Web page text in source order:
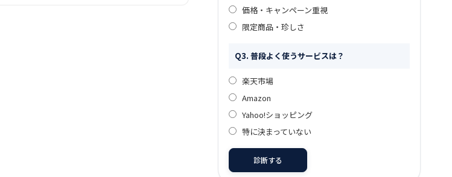
価格・キャンペーン重視
限定商品・珍しさ
Q3. 普段よく使うサービスは？
楽天市場
Amazon
Yahoo!ショッピング
特に決まっていない
診断する